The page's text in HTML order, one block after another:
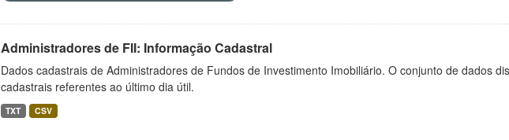
Administradores de FII: Informação Cadastral
Dados cadastrais de Administradores de Fundos de Investimento Imobiliário. O conjunto de dados
cadastrais referentes ao último dia útil.
TXT CSV